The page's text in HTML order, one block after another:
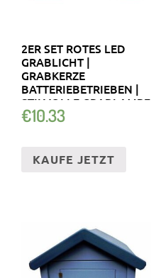
2ER SET ROTES LED
GRABLICHT |
GRABKERZE
BATTERIEBETRIEBEN |
STILVOLLE GRABLAMPE
€10.33
KAUFE JETZT